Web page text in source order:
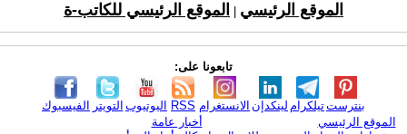
الموقع الرئيسي الموقع الرئيسي للكاتب-ة
تابعونا على:
الفيسبوك التويتر اليوتيوب RSS الانستغرام لينكدإن تيلكرامبنترست
الموقع الرئيسي
أخبار عامة